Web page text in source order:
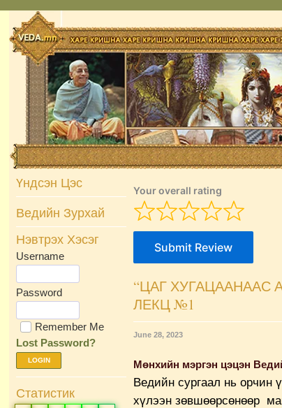
Skip
content
Үндсэн Цэс
Ведийн Зурхай
Нэвтрэх Хэсэг
Username
Password
Remember Me
Lost Password?
LOGIN
Статистик
Your overall rating
Submit Review
“ЦАГ ХУГАЦААНААС
ЛЕКЦ №1
June 28, 2023
Мөнхийн мэргэн цэцэн
Ведийн сургаал нь орчин
хүлээн зөвшөөрсөнөөр